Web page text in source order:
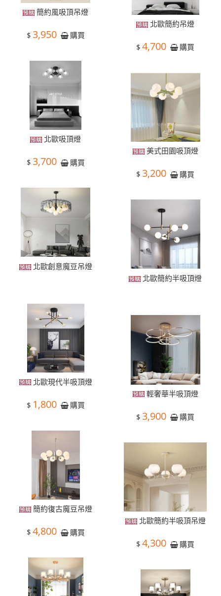
簡約風吸頂吊燈
$ 3,950 購買
北歐簡約吊燈
$ 4,700 購買
北歐吸頂燈
$ 3,700 購買
美式田園吸頂燈
$ 3,200 購買
北歐創意魔豆吊燈
北歐簡約半吸頂燈
北歐現代半吸頂燈
$ 1,800 購買
輕奢華半吸頂燈
$ 3,900 購買
簡約復古魔豆吊燈
$ 4,800 購買
北歐簡約半吸頂吊燈
$ 4,300 購買